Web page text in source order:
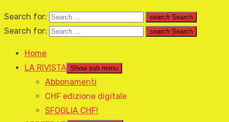
Search for: search Search
Search for: search Search
Home
LA RIVISTA Show sub menu
Abbonamenti
CHF edizione digitale
SFOGLIA CHF!